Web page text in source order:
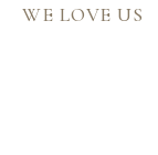
WE LOVE US